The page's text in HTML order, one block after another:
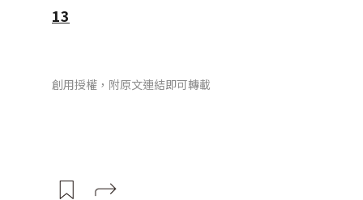
13
創用授權，附原文連結即可轉載